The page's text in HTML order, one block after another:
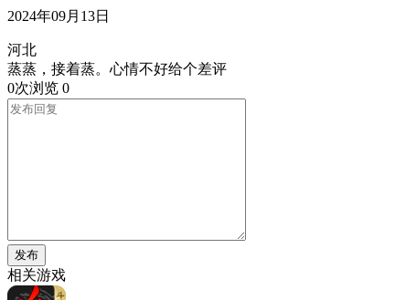
2024年09月13日
河北
蒸蒸，接着蒸。心情不好给个差评
0次浏览 0
发布
相关游戏